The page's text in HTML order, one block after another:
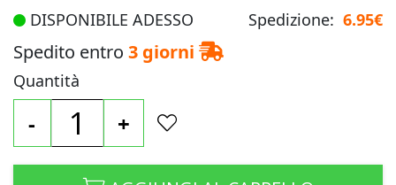
DISPONIBILE ADESSO Spedizione: 6.95€
Spedito entro 3 giorni
Quantità
- +